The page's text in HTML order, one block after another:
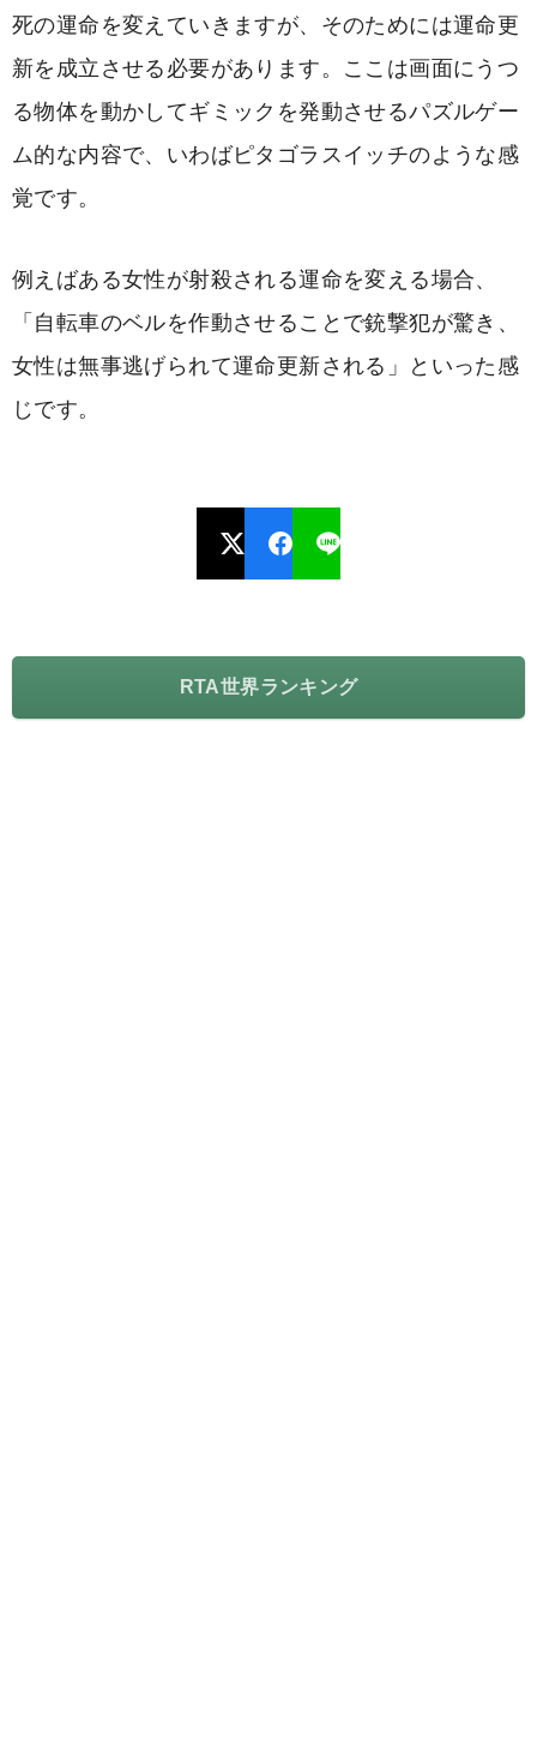
死の運命を変えていきますが、そのためには運命更
新を成立させる必要があります。ここは画面にうつ
る物体を動かしてギミックを発動させるパズルゲー
ム的な内容で、いわばピタゴラスイッチのような感
覚です。
例えばある女性が射殺される運命を変える場合、
「自転車のベルを作動させることで銃撃犯が驚き、
女性は無事逃げられて運命更新される」といった感
じです。
RTA世界ランキング